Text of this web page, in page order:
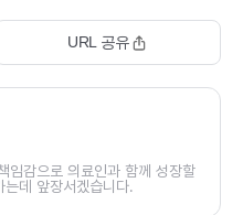
URL 공유
임감으로 의료인과 함께 성장할
데 앞장서겠습니다.